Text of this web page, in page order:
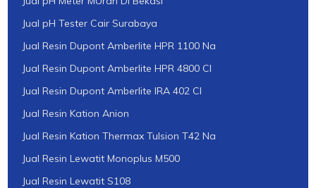
Jual pH Tester Cair Surabaya
Jual Resin Dupont Amberlite HPR 1100 Na
Jual Resin Dupont Amberlite HPR 4800 Cl
Jual Resin Dupont Amberlite IRA 402 Cl
Jual Resin Kation Anion
Jual Resin Kation Thermax Tulsion T42 Na
Jual Resin Lewatit Monoplus M500
Jual Resin Lewatit S108